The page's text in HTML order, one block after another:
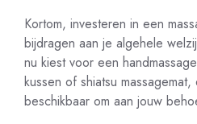
Kortom, investeren in een
bijdragen aan je algehele
nu kiest voor een
kussen of shiatsu
beschikbaar om aan jouw